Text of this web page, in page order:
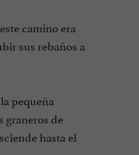
camino era
sus rebaños a
pequeña
graneros de
hasta el